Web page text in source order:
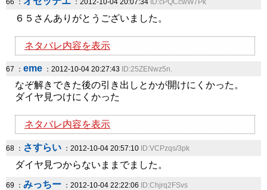
66 ： ：2012-10-04 20:07:34 ID:cPQCcwW7Pk
６５さんありがとうございました。
ネタバレ内容を表示
67 ： eme ：2012-10-04 20:27:43 ID:25ZENwz5n.
なぞ解きできた後の引き出しとかが開けにくかった。
ダイヤ見つけにくかった
ネタバレ内容を表示
68 ： さすらい ：2012-10-04 20:57:10 ID:VCPzqs/3pk
ダイヤ見つからないままでました。
69 ： みっちー ：2012-10-04 22:22:06 ID:Chjrq2FSvs